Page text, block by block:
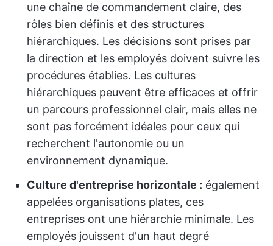
une chaîne de commandement claire, des
rôles bien définis et des structures
hiérarchiques. Les décisions sont prises par
la direction et les employés doivent suivre les
procédures établies. Les cultures
hiérarchiques peuvent être efficaces et offrir
un parcours professionnel clair, mais elles ne
sont pas forcément idéales pour ceux qui
recherchent l'autonomie ou un
environnement dynamique.
Culture d'entreprise horizontale : également
appelées organisations plates, ces
entreprises ont une hiérarchie minimale. Les
employés jouissent d'un haut degré